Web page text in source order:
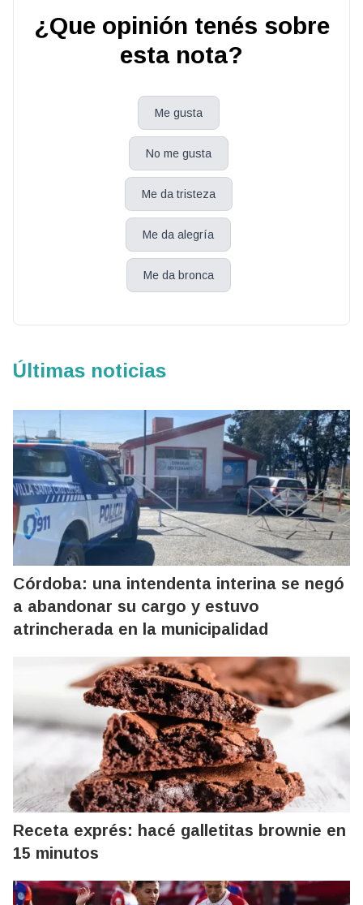
¿Que opinión tenés sobre
esta nota?
Me gusta
No me gusta
Me da tristeza
Me da alegría
Me da bronca
Últimas noticias
Córdoba: una intendenta interina se negó
a abandonar su cargo y estuvo
atrincherada en la municipalidad
Receta exprés: hacé galletitas brownie en
15 minutos